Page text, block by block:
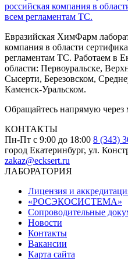
Евразийская ХимФарм
компания в области
регламентам ТС. Работаем в
области: Первоуральске,
Сысерти, Березовском,
Каменск-Уральском.
Обращайтесь напрямую через
КОНТАКТЫ
Пн-Пт с 9:00 до 18:00 8 (343)
город Екатеринбург, ул.
zakaz@ecksert.ru
ЛАБОРАТОРИЯ
Лицензия и
«РОСЭКОСИСТЕМА»
Сопроводительные
Новости
Контакты
Вакансии
Карта сайта